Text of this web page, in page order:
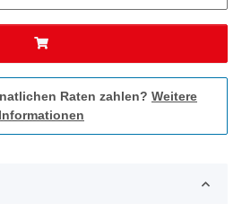
Raten zahlen? Weitere
Informationen